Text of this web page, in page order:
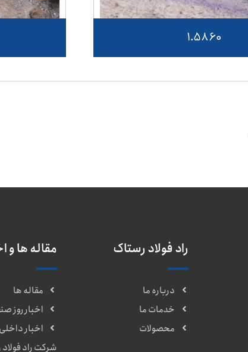
1.5860
راد فولاد رستاک
درباره ما
خدمات ما
محصولات
مقاله ها و
مقاله ها
اخبار روز
اخبار
شرکت راد